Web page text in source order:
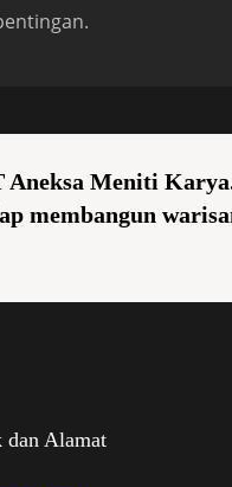
Meniti
membangun
dan Alamat